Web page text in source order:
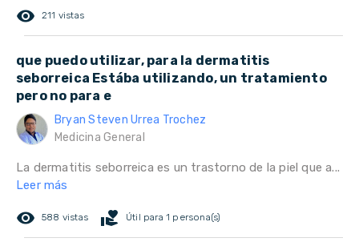
remove_red_eye 211 vistas
que puedo utilizar, para la dermatitis
seborreica Estába utilizando, un tratamiento
pero no para e
Bryan Steven Urrea Trochez
Medicina General
La dermatitis seborreica es un trastorno de la piel que a...
Leer más
remove_red_eye 588 vistas volunteer_activism Útil para 1 persona(s)